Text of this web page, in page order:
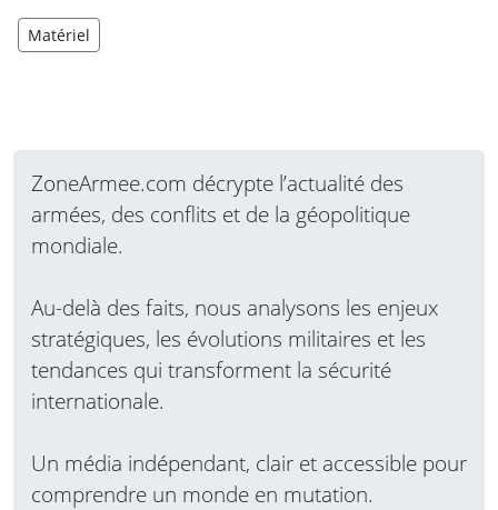
Matériel
ZoneArmee.com décrypte l’actualité des
armées, des conflits et de la géopolitique
mondiale.
Au-delà des faits, nous analysons les enjeux
stratégiques, les évolutions militaires et les
tendances qui transforment la sécurité
internationale.
Un média indépendant, clair et accessible pour
comprendre un monde en mutation.